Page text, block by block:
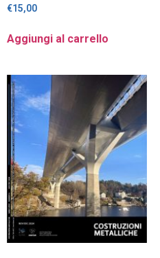
€15,00
Aggiungi al carrello